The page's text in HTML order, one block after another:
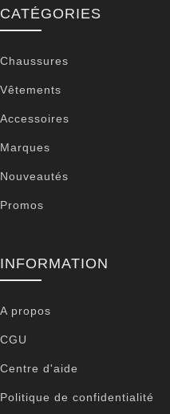
CATÉGORIES
Chaussures
Vêtements
Accessoires
Marques
Nouveautés
Promos
INFORMATION
A propos
CGU
Centre d'aide
Politique de confidentialité